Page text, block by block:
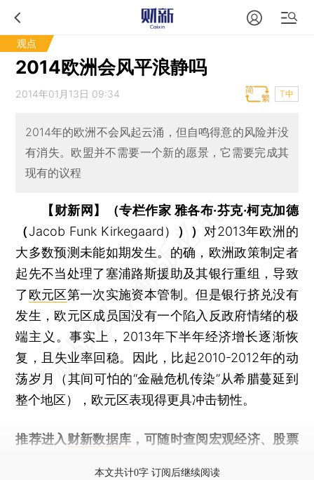
观点
2014欧洲会风平浪静吗
2014年01月13日 09:34 T中
2014年的欧洲不会风起云涌，但自鸣得意的风险并没
有消失。欧盟并不需要一个新的愿景，它需要完成其
现有的议程
【财新网】（专栏作家 雅各布·芬克·柯克加德
（Jacob Funk Kirkegaard） ）） 对2013年欧洲的
大多数预测未能如期发生。的确，欧洲政策制定者
起先不当处理了塞浦路斯援助及其银行重组，导致
了欧元区第一次实施资本管制。但是银行挤兑没有
发生，欧元区成员国没有一个陷入反政府情绪的极
端主义。事实上，2013年下半年经济增长逐渐恢
复，且失业率回稳。因此，比起2010-2012年的动
荡岁月（其间可怕的“金融危机传染”从希腊蔓延到
整个地区），欧元区表现得更具冲击韧性。
推荐进入 财新数据库 ，可随时查阅宏观经济、股票
本文共计0字 订阅后继续阅读